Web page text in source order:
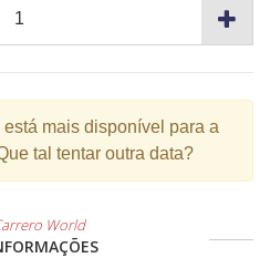
está mais disponível para a
tal tentar outra data?
World